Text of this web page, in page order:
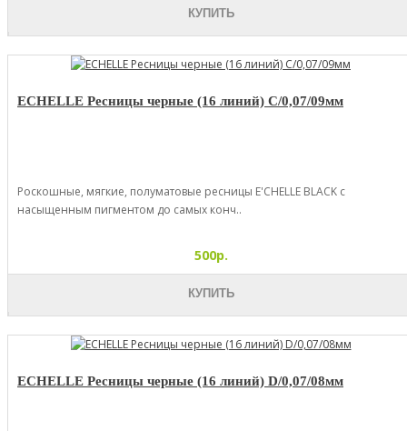
КУПИТЬ
ECHELLE Ресницы черные (16 линий) C/0,07/09мм
Роскошные, мягкие, полуматовые ресницы E'CHELLE BLACK с
насыщенным пигментом до самых конч..
500р.
КУПИТЬ
ECHELLE Ресницы черные (16 линий) D/0,07/08мм